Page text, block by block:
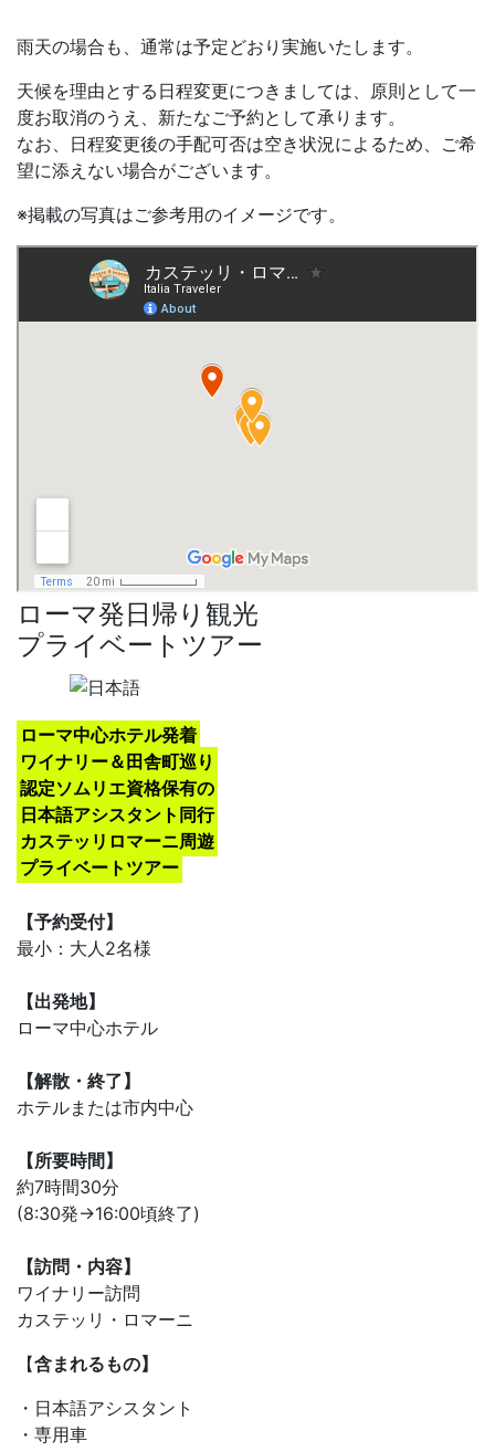
雨天の場合も、通常は予定どおり実施いたします。
天候を理由とする日程変更につきましては、原則として一
度お取消のうえ、新たなご予約として承ります。
なお、日程変更後の手配可否は空き状況によるため、ご希
望に添えない場合がございます。
※掲載の写真はご参考用のイメージです。
ローマ発日帰り観光
プライベートツアー
ローマ中心ホテル発着
ワイナリー＆田舎町巡り
認定ソムリエ資格保有の
日本語アシスタント同行
カステッリロマーニ周遊
プライベートツアー
【予約受付】
最小：大人2名様
【出発地】
ローマ中心ホテル
【解散・終了】
ホテルまたは市内中心
【所要時間】
約7時間30分
(8:30発→16:00頃終了)
【訪問・内容】
ワイナリー訪問
カステッリ・ロマーニ
【含まれるもの】
・日本語アシスタント
・専用車